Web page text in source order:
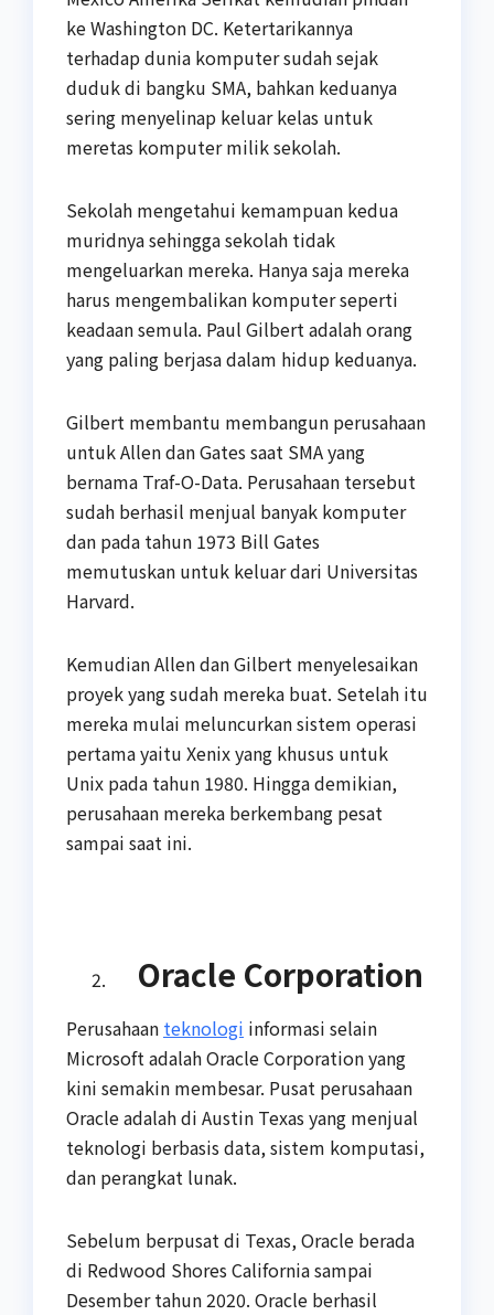
ke Washington DC. Ketertarikannya
terhadap dunia komputer sudah sejak
duduk di bangku SMA, bahkan keduanya
sering menyelinap keluar kelas untuk
meretas komputer milik sekolah.
Sekolah mengetahui kemampuan kedua
muridnya sehingga sekolah tidak
mengeluarkan mereka. Hanya saja mereka
harus mengembalikan komputer seperti
keadaan semula. Paul Gilbert adalah orang
yang paling berjasa dalam hidup keduanya.
Gilbert membantu membangun perusahaan
untuk Allen dan Gates saat SMA yang
bernama Traf-O-Data. Perusahaan tersebut
sudah berhasil menjual banyak komputer
dan pada tahun 1973 Bill Gates
memutuskan untuk keluar dari Universitas
Harvard.
Kemudian Allen dan Gilbert menyelesaikan
proyek yang sudah mereka buat. Setelah itu
mereka mulai meluncurkan sistem operasi
pertama yaitu Xenix yang khusus untuk
Unix pada tahun 1980. Hingga demikian,
perusahaan mereka berkembang pesat
sampai saat ini.
Oracle Corporation
Perusahaan teknologi informasi selain
Microsoft adalah Oracle Corporation yang
kini semakin membesar. Pusat perusahaan
Oracle adalah di Austin Texas yang menjual
teknologi berbasis data, sistem komputasi,
dan perangkat lunak.
Sebelum berpusat di Texas, Oracle berada
di Redwood Shores California sampai
Desember tahun 2020. Oracle berhasil